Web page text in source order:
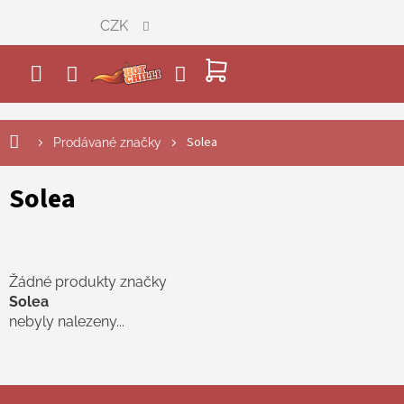
obsah
NÁKUPNÍ
KOŠÍK
CZK
Prodávané značky Solea
Solea
Žádné produkty značky
Solea
nebyly nalezeny...